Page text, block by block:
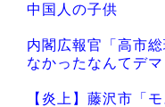
中国人の子供
内閣広報官「高市
なかったなんてデ
【炎上】藤沢市「